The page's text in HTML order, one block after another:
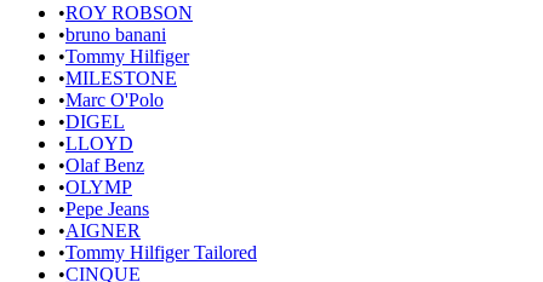
•ROY ROBSON
•bruno banani
•Tommy Hilfiger
•MILESTONE
•Marc O'Polo
•DIGEL
•LLOYD
•Olaf Benz
•OLYMP
•Pepe Jeans
•AIGNER
•Tommy Hilfiger Tailored
•CINQUE